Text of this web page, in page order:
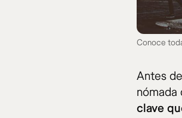
Conoce
Antes
nómada
clave